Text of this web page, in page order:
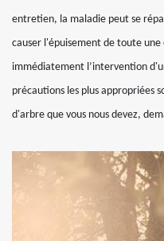
entretien, la maladie peut se
causer l'épuisement de toute
immédiatement l’intervention
précautions les plus appropriées
d'arbre que vous nous devez,